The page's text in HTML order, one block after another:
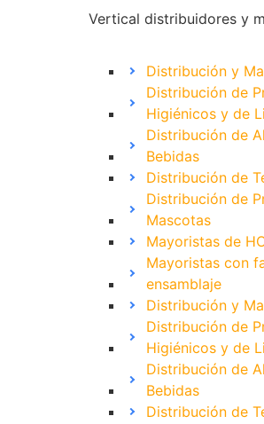
Vertical distribuidores y
Distribución y
Distribución de
Higiénicos y de
Distribución de
Bebidas
Distribución de
Distribución de
Mascotas
Mayoristas de
Mayoristas con
ensamblaje
Distribución y
Distribución de
Higiénicos y de
Distribución de
Bebidas
Distribución de